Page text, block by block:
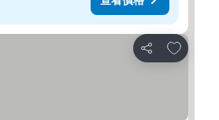
分享
加入我的